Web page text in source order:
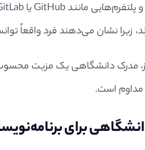
زیرا نشان می‌دهند فرد واقعاً
مدرک دانشگاهی یک مزیت
مداوم است.
برای